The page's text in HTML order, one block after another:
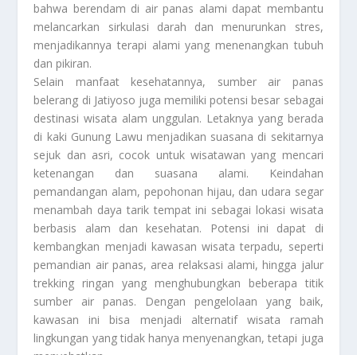
bahwa berendam di air panas alami dapat membantu
melancarkan sirkulasi darah dan menurunkan stres,
menjadikannya terapi alami yang menenangkan tubuh
dan pikiran.
Selain manfaat kesehatannya, sumber air panas
belerang di Jatiyoso juga memiliki potensi besar sebagai
destinasi wisata alam unggulan. Letaknya yang berada
di kaki Gunung Lawu menjadikan suasana di sekitarnya
sejuk dan asri, cocok untuk wisatawan yang mencari
ketenangan dan suasana alami. Keindahan
pemandangan alam, pepohonan hijau, dan udara segar
menambah daya tarik tempat ini sebagai lokasi wisata
berbasis alam dan kesehatan. Potensi ini dapat di
kembangkan menjadi kawasan wisata terpadu, seperti
pemandian air panas, area relaksasi alami, hingga jalur
trekking ringan yang menghubungkan beberapa titik
sumber air panas. Dengan pengelolaan yang baik,
kawasan ini bisa menjadi alternatif wisata ramah
lingkungan yang tidak hanya menyenangkan, tetapi juga